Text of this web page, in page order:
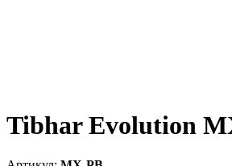
Tibhar Evolution